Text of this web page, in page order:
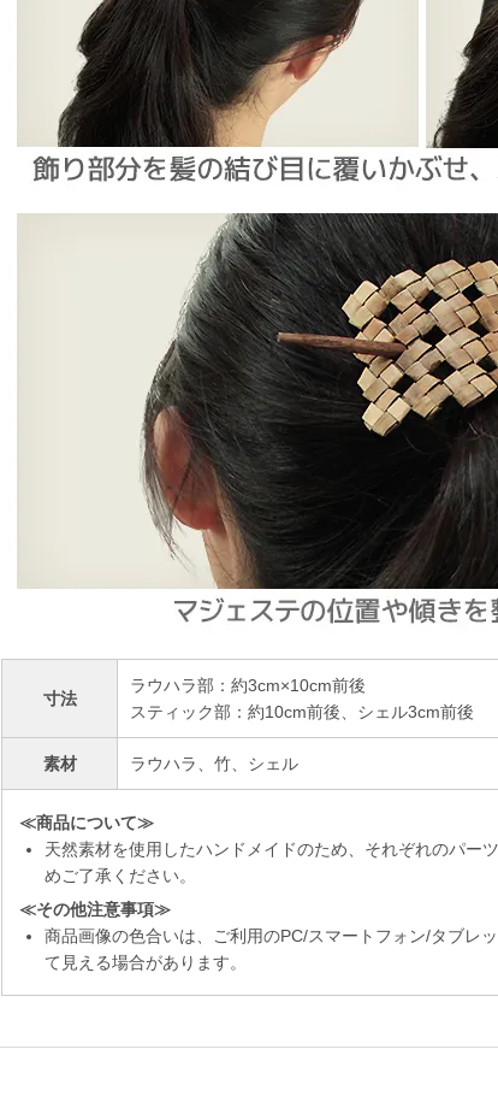
寸法
ラウハラ部：約3cm×10cm前後
スティック部：約10cm前後、シェル3cm前後
素材 ラウハラ、竹、シェル
≪商品について≫
天然素材を使用したハンドメイドのため、それぞれのパー
めご了承ください。
≪その他注意事項≫
商品画像の色合いは、ご利用のPC/スマートフォン/タブレ
て見える場合があります。